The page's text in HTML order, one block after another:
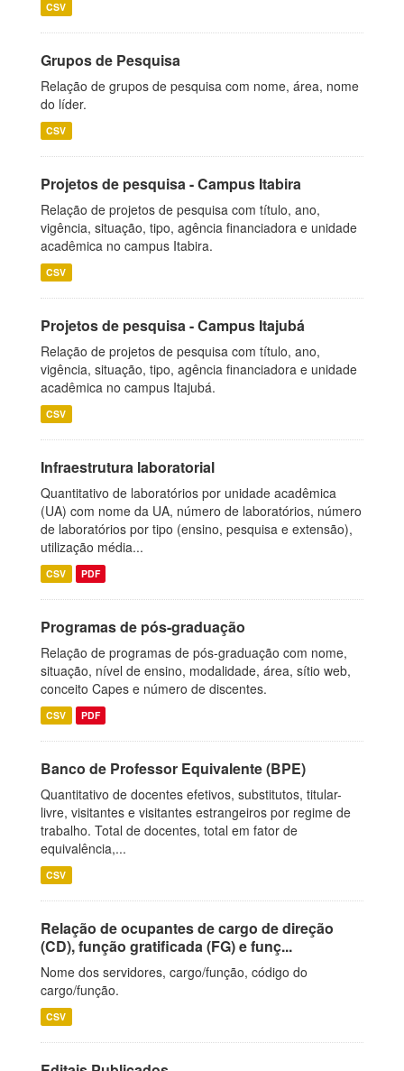
CSV
Grupos de Pesquisa
Relação de grupos de pesquisa com nome, área, nome
do líder.
CSV
Projetos de pesquisa - Campus Itabira
Relação de projetos de pesquisa com título, ano,
vigência, situação, tipo, agência financiadora e unidade
acadêmica no campus Itabira.
CSV
Projetos de pesquisa - Campus Itajubá
Relação de projetos de pesquisa com título, ano,
vigência, situação, tipo, agência financiadora e unidade
acadêmica no campus Itajubá.
CSV
Infraestrutura laboratorial
Quantitativo de laboratórios por unidade acadêmica
(UA) com nome da UA, número de laboratórios, número
de laboratórios por tipo (ensino, pesquisa e extensão),
utilização média...
CSV PDF
Programas de pós-graduação
Relação de programas de pós-graduação com nome,
situação, nível de ensino, modalidade, área, sítio web,
conceito Capes e número de discentes.
CSV PDF
Banco de Professor Equivalente (BPE)
Quantitativo de docentes efetivos, substitutos, titular-
livre, visitantes e visitantes estrangeiros por regime de
trabalho. Total de docentes, total em fator de
equivalência,...
CSV
Relação de ocupantes de cargo de direção
(CD), função gratificada (FG) e funç...
Nome dos servidores, cargo/função, código do
cargo/função.
CSV